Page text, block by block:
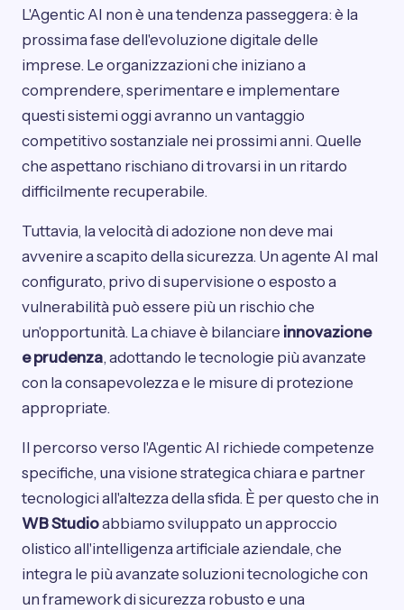
L'Agentic AI non è una tendenza passeggera: è la
prossima fase dell'evoluzione digitale delle
imprese. Le organizzazioni che iniziano a
comprendere, sperimentare e implementare
questi sistemi oggi avranno un vantaggio
competitivo sostanziale nei prossimi anni. Quelle
che aspettano rischiano di trovarsi in un ritardo
difficilmente recuperabile.
Tuttavia, la velocità di adozione non deve mai
avvenire a scapito della sicurezza. Un agente AI mal
configurato, privo di supervisione o esposto a
vulnerabilità può essere più un rischio che
un'opportunità. La chiave è bilanciare innovazione
e prudenza, adottando le tecnologie più avanzate
con la consapevolezza e le misure di protezione
appropriate.
Il percorso verso l'Agentic AI richiede competenze
specifiche, una visione strategica chiara e partner
tecnologici all'altezza della sfida. È per questo che in
WB Studioabbiamo sviluppato un approccio
olistico all'intelligenza artificiale aziendale, che
integra le più avanzate soluzioni tecnologiche con
un framework di sicurezza robusto e una